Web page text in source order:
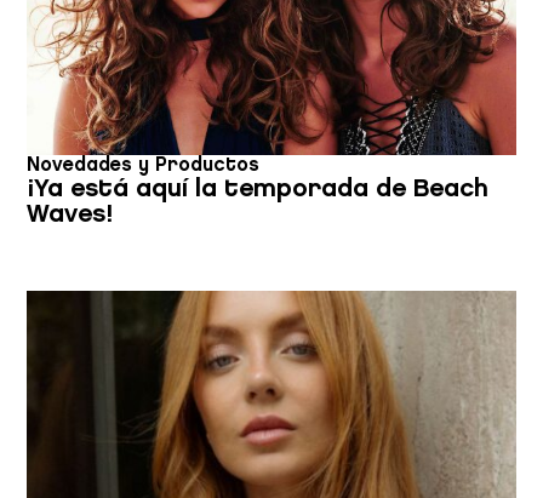
o que hayan recopilado a partir del uso que haya hecho de
sus servicios.
Novedades y Productos
¡Ya está aquí la temporada de Beach
Waves!